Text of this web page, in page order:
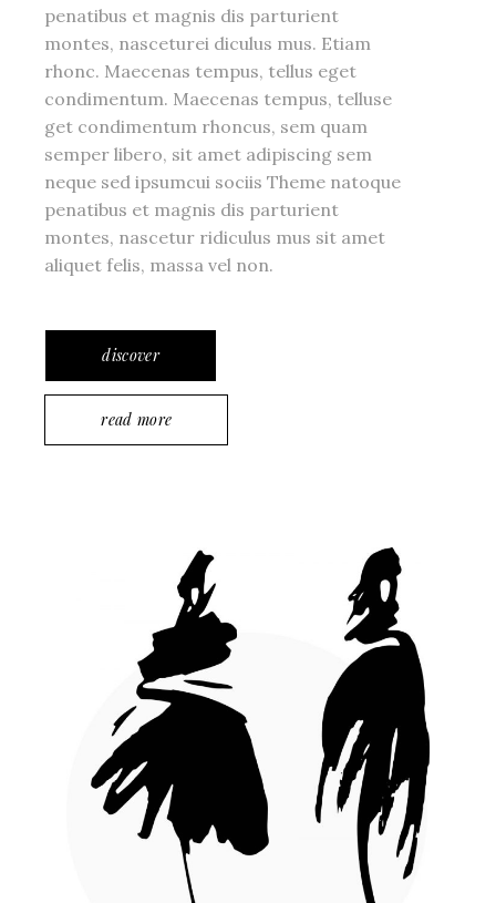
penatibus et magnis dis parturient
montes, nasceturei diculus mus. Etiam
rhonc. Maecenas tempus, tellus eget
condimentum. Maecenas tempus, telluse
get condimentum rhoncus, sem quam
semper libero, sit amet adipiscing sem
neque sed ipsumcui sociis Theme natoque
penatibus et magnis dis parturient
montes, nascetur ridiculus mus sit amet
aliquet felis, massa vel non.
discover
read more